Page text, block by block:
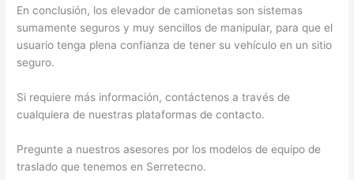
En conclusión, los elevador de camionetas son sistemas
sumamente seguros y muy sencillos de manipular, para que el
usuario tenga plena confianza de tener su vehículo en un sitio
seguro.
Si requiere más información, contáctenos a través de
cualquiera de nuestras plataformas de contacto.
Pregunte a nuestros asesores por los modelos de equipo de
traslado que tenemos en Serretecno.